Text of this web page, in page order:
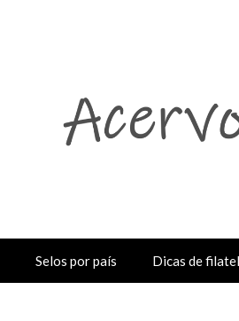
Selos por país Dicas de